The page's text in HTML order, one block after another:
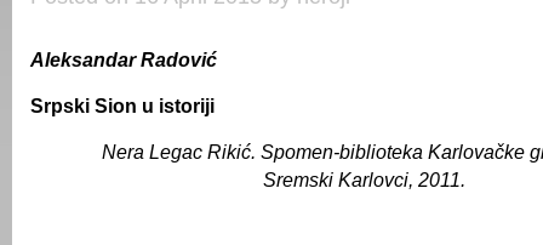
Aleksandar Radović
Srpski Sion u istoriji
Nera Legac Rikić. Spomen-biblioteka Karlovačke
Sremski Karlovci, 2011.